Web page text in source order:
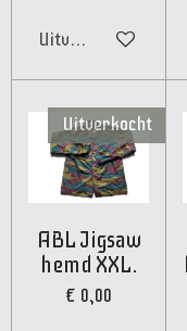
Uitverkocht
Uitverkocht
ABL Jigsaw
hemd XXL.
€ 0,00